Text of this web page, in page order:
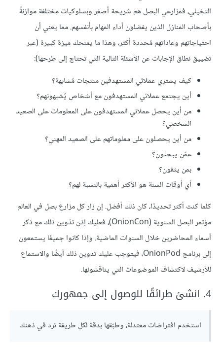
التخيلي، فمزارعي البصل هم شريحة أصغر وبسلوكيات مختلفة موازنةً
بأصحاب المنازل الذين يفضلون أداء المهام بأنفسهم. مما يعني أن
احتياجاتهم وعاداتهم مُحددة أكثر، وهذا ما يمنحك ميزة كبيرة (عبر
تضييق نطاق الإجابات عن الأسئلة التالية التي تحتاج إلى طرحها):
كيف يشتري عملائي المستهدفين منتجات مُشابهة؟
أين يجتمع عملائي المستهدفون مع أشخاص يُشبهونهم؟
من أين يحصل عملائي المستهدفون على المعلومات على الصعيد
الشخصي؟
من أين يحصلون على معلوماتهم على الصعيد المهني؟
عمّن يبحثون؟
بمن يثقون؟
أي أوقات السنة هو الأكثر أهمية بالنسبة لهم؟
كلما كنت أكثر تحديدًا، كان ذلك أفضل. إن زار كل مزارع بصل في العالم
مؤتمر البصل السنوية (OnionCon)، فعليك إذن تدّوين ذلك مع ذكر
أسماء المحاضرين خلال السنوات الماضية. وإذا كانوا جميعًا يستمعون
إلى برنامج OnionPod، فيتوجب عليك تدوين ذلك أيضًا والاستماع
للأرشيف لاكتشاف الموضوعات التي يناقشونها.
4. انشئ طرائقًا للوصول إلى جمهورك
استخدم افتراضات معتدلة، وطبّقها بدقة لكل طريقة ترد في ذهنك